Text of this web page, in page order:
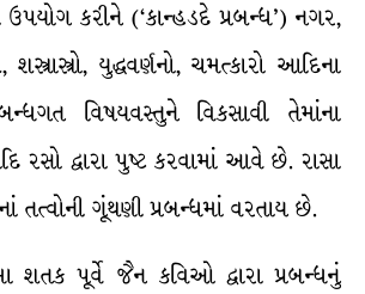
ઉપયોગ કરીને (‘કાન્હડદે પ્રબન્ધ’) નગર,
શસ્ત્રાસ્ત્રો, યુદ્ધવર્ણનો, ચમત્કારો આદિના
વિષયવસ્તુને વિકસાવી તેમાંના
રસો દ્વારા પુષ્ટ કરવામાં આવે છે. રાસા
ગૂંથણી પ્રબન્ધમાં વરતાય છે.
શતક પૂર્વે જૈન કવિઓ દ્વારા પ્રબન્ધનું